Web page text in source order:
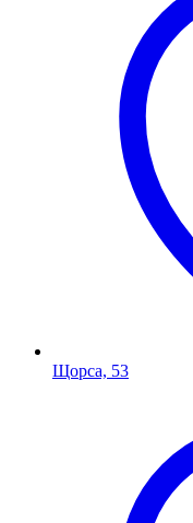
Щорса, 53